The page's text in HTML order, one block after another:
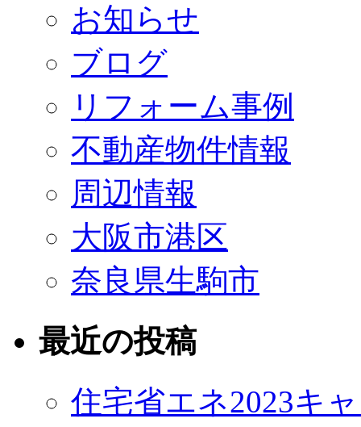
お知らせ
ブログ
リフォーム事例
不動産物件情報
周辺情報
大阪市港区
奈良県生駒市
最近の投稿
住宅省エネ2023キ